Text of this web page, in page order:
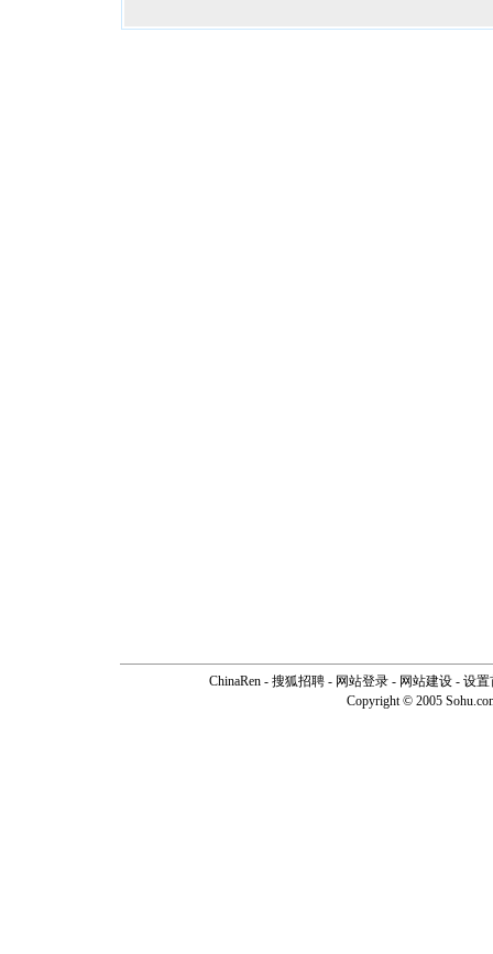
ChinaRen - 搜狐招聘 - 网站登录 - 网站建设 - 设置
Copyright © 2005